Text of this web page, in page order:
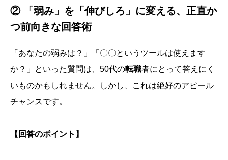
② 「弱み」を「伸びしろ」に変える、正直か
つ前向きな回答術
「あなたの弱みは？」「〇〇というツールは使えます
か？」といった質問は、50代の転職者にとって答えにく
いものかもしれません。しかし、これは絶好のアピール
チャンスです。
【回答のポイント】